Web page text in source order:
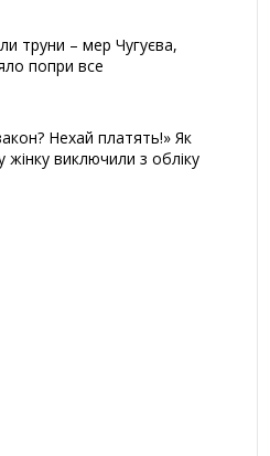
труни – мер Чугуєва,
попри все
Нехай платять!» Як
виключили з обліку